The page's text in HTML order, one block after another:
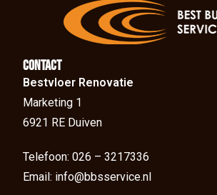
Contact
Bestvloer Renovatie
Marketing 1
6921 RE Duiven
Telefoon: 026 – 3217336
Email: info@bbsservice.nl